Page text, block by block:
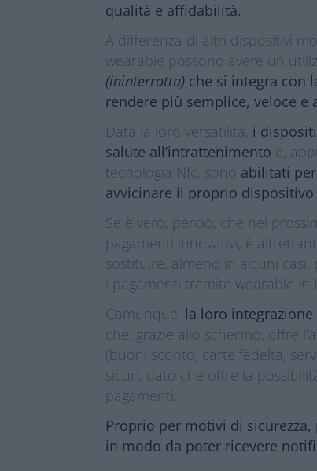
qualità e affidabilità.
A differenza di altri dispositivi
wearable possono avere un
(ininterrotta) che si integra con
rendere più semplice, veloce e
Data la loro versatilità, i
salute all’intrattenimento e,
tecnologia Nfc, sono abilitati
avvicinare il proprio dispositivo
Se è vero, perciò, che nei
pagamenti innovativi, è
sostituire, almeno in alcuni
i pagamenti tramite wearable
Comunque, la loro
che, grazie allo schermo, offre
(buoni sconto, carte fedeltà,
sicuri, dato che offre la
pagamenti.
Proprio per motivi di
in modo da poter ricevere